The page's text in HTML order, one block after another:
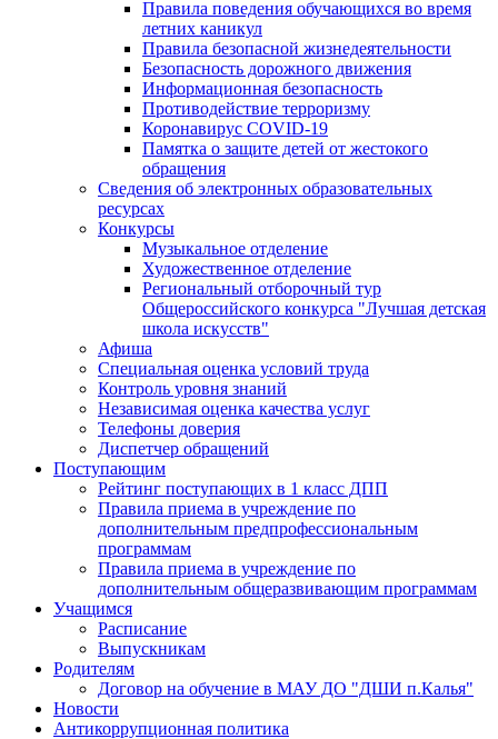
Правила поведения обучающихся во время
летних каникул
Правила безопасной жизнедеятельности
Безопасность дорожного движения
Информационная безопасность
Противодействие терроризму
Коронавирус COVID-19
Памятка о защите детей от жестокого
обращения
Сведения об электронных образовательных
ресурсах
Конкурсы
Музыкальное отделение
Художественное отделение
Региональный отборочный тур
Общероссийского конкурса "Лучшая детская
школа искусств"
Афиша
Специальная оценка условий труда
Контроль уровня знаний
Независимая оценка качества услуг
Телефоны доверия
Диспетчер обращений
Поступающим
Рейтинг поступающих в 1 класс ДПП
Правила приема в учреждение по
дополнительным предпрофессиональным
программам
Правила приема в учреждение по
дополнительным общеразвивающим программам
Учащимся
Расписание
Выпускникам
Родителям
Договор на обучение в МАУ ДО "ДШИ п.Калья"
Новости
Антикоррупционная политика